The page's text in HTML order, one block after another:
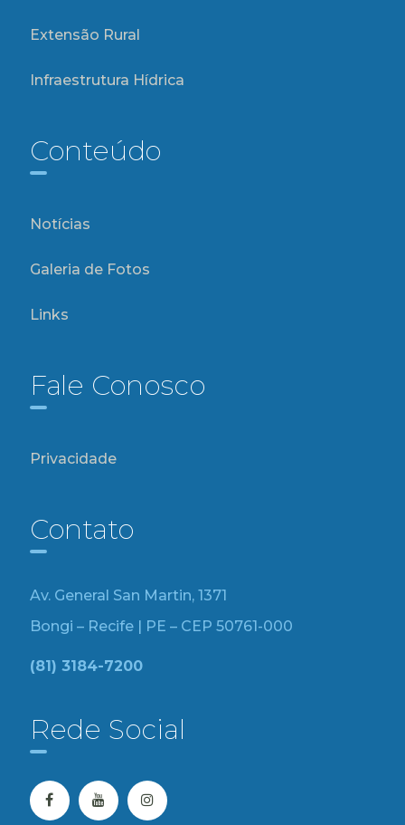
Extensão Rural
Infraestrutura Hídrica
Conteúdo
Notícias
Galeria de Fotos
Links
Fale Conosco
Privacidade
Contato
Av. General San Martin, 1371
Bongi – Recife | PE – CEP 50761-000
(81) 3184-7200
Rede Social